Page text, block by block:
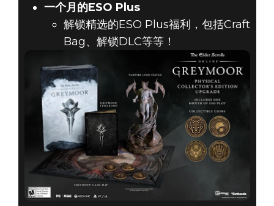
一个月的ESO Plus
解锁精选的ESO Plus福利，包括Craft
Bag、解锁DLC等等！